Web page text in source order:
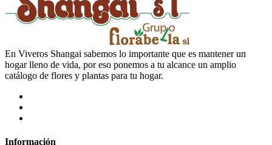
En Viveros Shangai sabemos lo importante que es mantener un
hogar lleno de vida, por eso ponemos a tu alcance un amplio
catálogo de flores y plantas para tu hogar.
Información